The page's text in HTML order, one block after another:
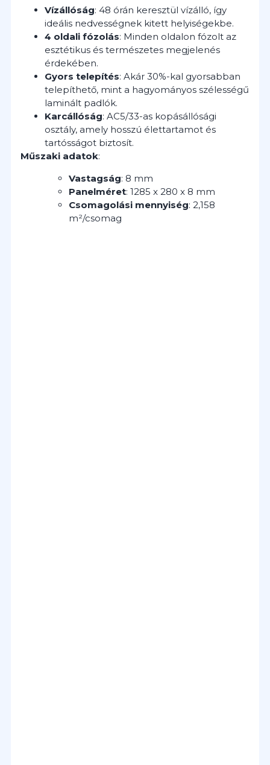
Vízállóság: 48 órán keresztül vízálló, így
ideális nedvességnek kitett helyiségekbe.
4 oldali fózolás: Minden oldalon fózolt az
esztétikus és természetes megjelenés
érdekében.
Gyors telepítés: Akár 30%-kal gyorsabban
telepíthető, mint a hagyományos szélességű
laminált padlók.
Karcállóság: AC5/33-as kopásállósági
osztály, amely hosszú élettartamot és
tartósságot biztosít.
Műszaki adatok:
Vastagság: 8 mm
Panelméret: 1285 x 280 x 8 mm
Csomagolási mennyiség: 2,158
m²/csomag